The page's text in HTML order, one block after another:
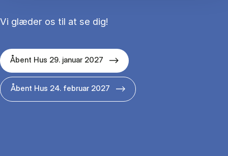
Vi glæder os til at se dig!
Åbent Hus 29. januar 2027
Åbent Hus 24. februar 2027